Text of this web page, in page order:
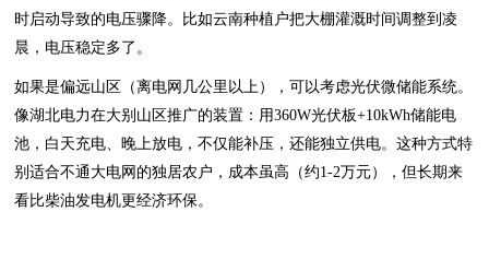
时启动导致的电压骤降。比如云南种植户把大棚灌溉时间调整到凌
晨，电压稳定多了。
如果是偏远山区（离电网几公里以上），可以考虑光伏微储能系统。
像湖北电力在大别山区推广的装置：用360W光伏板+10kWh储能电
池，白天充电、晚上放电，不仅能补压，还能独立供电。这种方式特
别适合不通大电网的独居农户，成本虽高（约1-2万元），但长期来
看比柴油发电机更经济环保。